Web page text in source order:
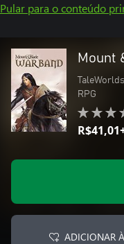
Pular para o conteúdo
Mount
RPG
ADICIONAR